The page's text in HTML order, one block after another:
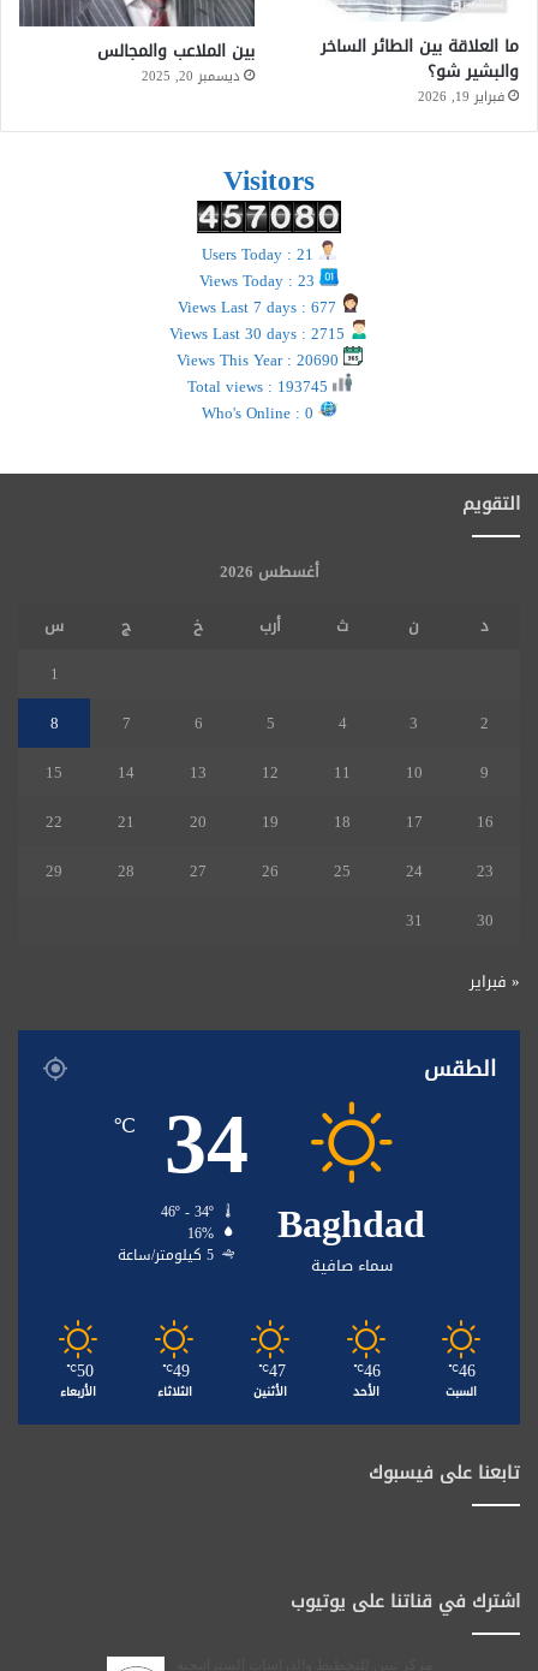
ما العلاقة بين الطائر الساخر
والبشير شو؟
فبراير 19, 2026
بين الملاعب والمجالس
ديسمبر 20, 2025
Visitors
التقويم
أغسطس 2026
د
ن ث أرب خ ج
س
1
2
3
4
5
6
7
8
9
10
11
12
13
14
15
16
17
18
19
20
21
22
23
24
25
26
27
28
29
30
31
« فبراير
الطقس
Baghdad
سماء صافية
34
℃
16%
5 كيلومتر/ساعة
46
℃
السبت
46
℃
الأحد
47
℃
الأثنين
49
℃
الثلاثاء
50
℃
الأربعاء
تابعنا على فيسبوك
اشترك في قناتنا على يوتيوب